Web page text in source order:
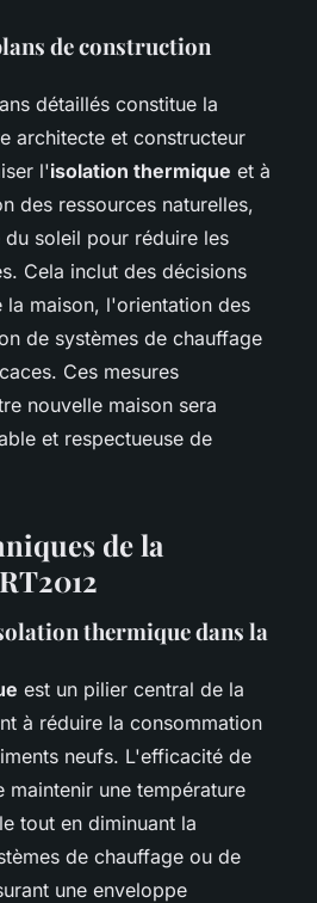
de construction
détaillés constitue la
architecte et constructeur
l'isolation thermique et à
des ressources naturelles,
soleil pour réduire les
Cela inclut des décisions
la maison, l'orientation des
de systèmes de chauffage
Ces mesures
nouvelle maison sera
et respectueuse de
de la
thermique dans la
est un pilier central de la
à réduire la consommation
neufs. L'efficacité de
une température
tout en diminuant la
de chauffage ou de
une enveloppe